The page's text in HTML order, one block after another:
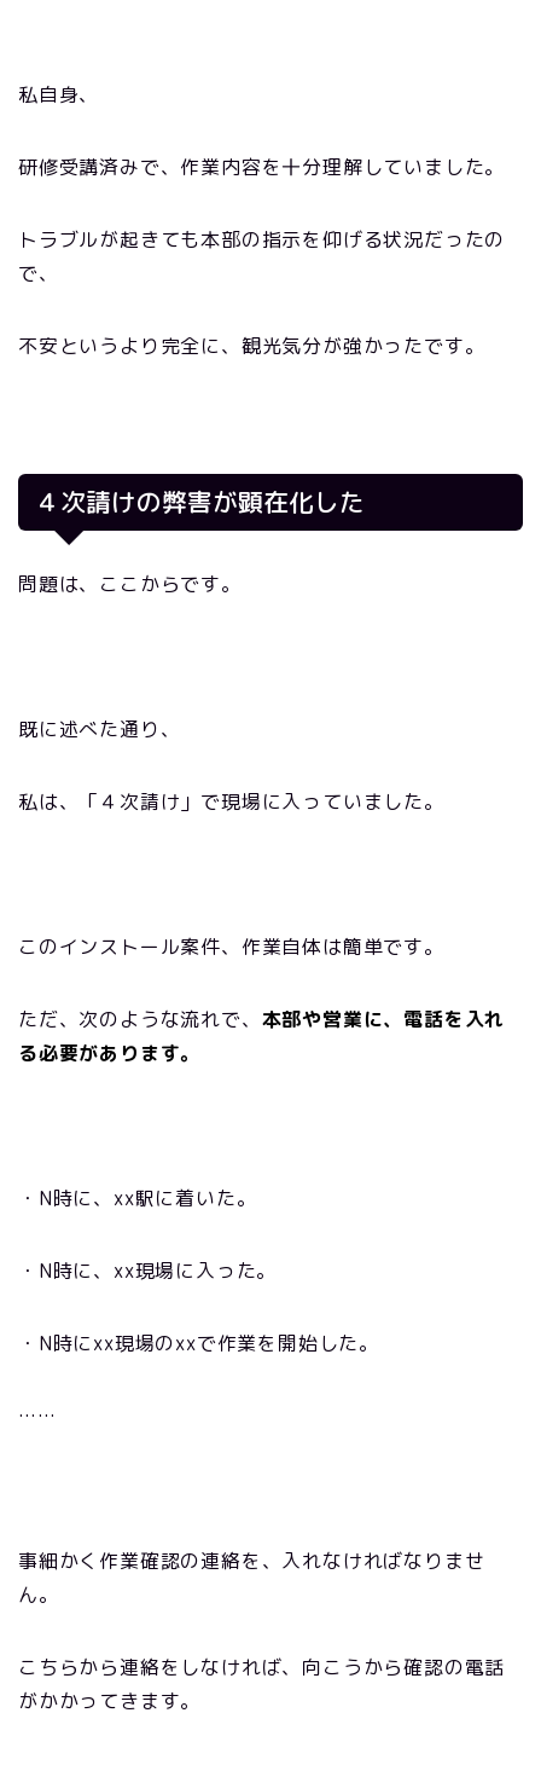
私自身、
研修受講済みで、作業内容を十分理解していました。
トラブルが起きても本部の指示を仰げる状況だったの
で、
不安というより完全に、観光気分が強かったです。
４次請けの弊害が顕在化した
問題は、ここからです。
既に述べた通り、
私は、「４次請け」で現場に入っていました。
このインストール案件、作業自体は簡単です。
ただ、次のような流れで、 本部や営業に、電話を入れ
る必要があります。
・N時に、 xx駅に着いた。
・N時に、 xx現場に入った。
・N時にxx現場のxxで作業を開始した。
……
事細かく作業確認の連絡を、入れなければなりませ
ん。
こちらから連絡をしなければ、向こうから確認の電話
がかかってきます。